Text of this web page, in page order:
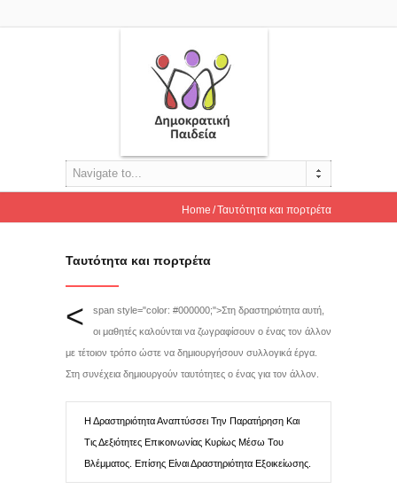
Navigate to...
Home Ταυτότητα και πορτρέτα
Ταυτότητα και πορτρέτα
<
span style="color: #000000;">Στη δραστηριότητα αυτή,
οι μαθητές καλούνται να ζωγραφίσουν ο ένας τον άλλον
με τέτοιον τρόπο ώστε να δημιουργήσουν συλλογικά έργα.
Στη συνέχεια δημιουργούν ταυτότητες ο ένας για τον άλλον.
Η Δραστηριότητα Αναπτύσσει Την Παρατήρηση Και
Τις Δεξιότητες Επικοινωνίας Κυρίως Μέσω Του
Βλέμματος. Επίσης Είναι Δραστηριότητα Εξοικείωσης.